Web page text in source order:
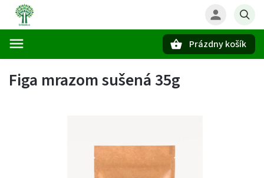
Prázdny košík
Figa mrazom sušená 35g